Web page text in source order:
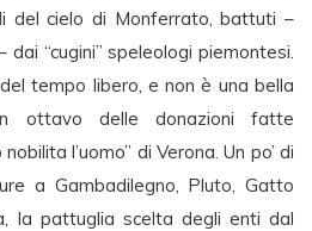
del cielo di Monferrato, battuti –
“cugini” speleologi piemontesi.
tempo libero, e non è una bella
ottavo delle donazioni fatte
l’uomo” di Verona. Un po’ di
a Gambadilegno, Pluto, Gatto
la pattuglia scelta degli enti dal